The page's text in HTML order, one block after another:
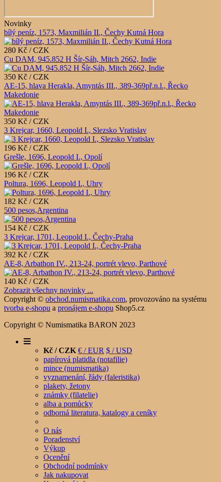
Novinky
bílý peníz, 1573, Maxmilián II., Čechy Kutná Hora
280 Kč / CZK
Cu DAM, 945.852 H Šír-Sáh, Mitch 2662, Indie
350 Kč / CZK
AE-15, hlava Herakla, Amyntás III., 389-369př.n.l., Řecko
Makedonie
350 Kč / CZK
3 Krejcar, 1660, Leopold I., Slezsko Vratislav
196 Kč / CZK
Grešle, 1696, Leopold I., Opolí
196 Kč / CZK
Poltura, 1696, Leopold I., Uhry
182 Kč / CZK
500 pesos,Argentina
154 Kč / CZK
3 Krejcar, 1701, Leopold I., Čechy-Praha
392 Kč / CZK
AE-8, Arbathon IV., 213-24, portrét vlevo, Parthové
140 Kč / CZK
Zobrazit všechny novinky ...
Copyright © obchod.numismatika.com, provozováno na systému
tvorba e-shopu a pronájem e-shopu Shop5.cz
Copyright © Numismatika BARON 2023
Kč / CZK € / EUR $ / USD
papírová platidla (notafilie)
mince (numismatika)
vyznamenání, řády (faleristika)
plakety, žetony
známky (filatelie)
alba a pomůcky
odborná literatura, katalogy a ceníky
O nás
Poradenství
Výkup
Ocenění
Obchodní podmínky
Jak nakupovat